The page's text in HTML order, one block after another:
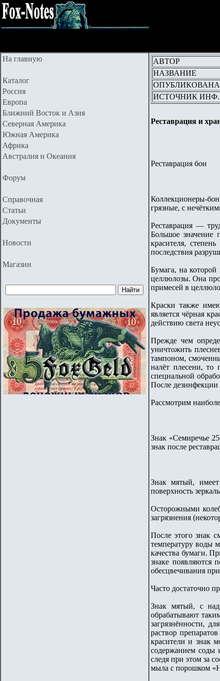
На главную
Каталог
Россия
Европа
Ближний Восток и Азия
Северная Америка
Южная Америка
Африка
Австралия и Океания
Форум
Справочная
Статьи
Документы
Новости
Магазин
АВТОР
НАЗВАНИЕ
ОПУБЛИКОВАНА
ИСТОЧНИК ИНФ.
Реставрация и
Реставрация бон
Коллекционеры-
грязные, с
Реставрация —
Большое значение
красителя,
последствия
Бумага, на которой
целлюлозы. Она
примесей в
Краски также
является чёрная
действию света
Прежде чем
уничтожить
тампоном,
налёт плесени, то
специальной
После дезинфекции
Рассмотрим
Знак «Семиречье
знак после
Знак мятый, имеет
поверхность
Осторожными
загрязнения
После этого знак
температуру воды
качества бумаги.
знаке появляются
обесцвечивания
Часто достаточно
Знак мятый, с
обрабатывают
загрязнённости,
раствор
красители и знак
содержанием соды
следя при этом за
мыла с порошком